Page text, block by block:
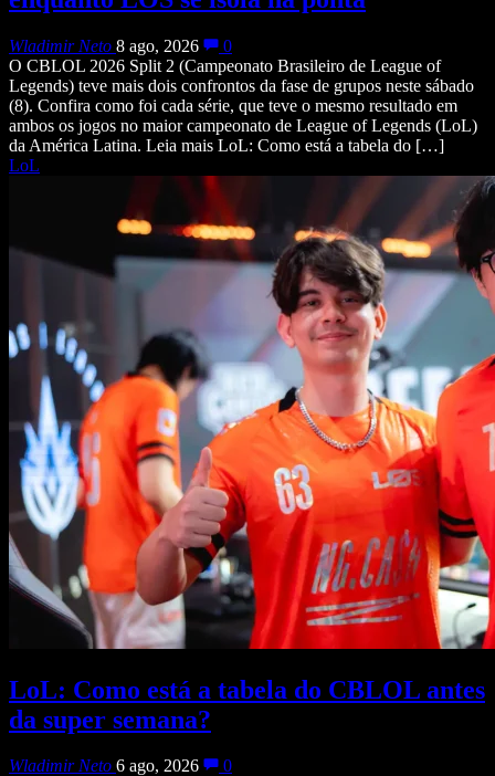
Wladimir Neto 8 ago, 2026
0
O CBLOL 2026 Split 2 (Campeonato Brasileiro de League of
Legends) teve mais dois confrontos da fase de grupos neste sábado
(8). Confira como foi cada série, que teve o mesmo resultado em
ambos os jogos no maior campeonato de League of Legends (LoL)
da América Latina. Leia mais LoL: Como está a tabela do […]
LoL
LoL: Como está a tabela do CBLOL antes
da super semana?
Wladimir Neto 6 ago, 2026
0